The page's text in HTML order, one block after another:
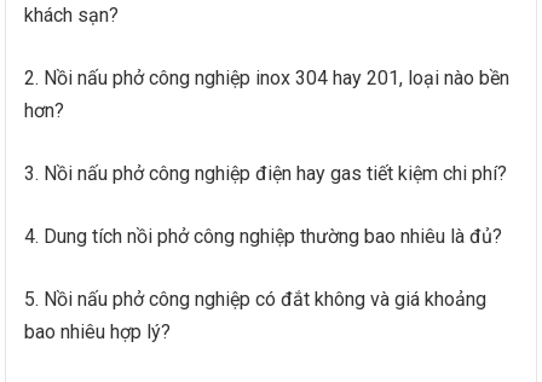
khách sạn?
2. Nồi nấu phở công nghiệp inox 304 hay 201, loại nào bền
hơn?
3. Nồi nấu phở công nghiệp điện hay gas tiết kiệm chi phí?
4. Dung tích nồi phở công nghiệp thường bao nhiêu là đủ?
5. Nồi nấu phở công nghiệp có đắt không và giá khoảng
bao nhiêu hợp lý?